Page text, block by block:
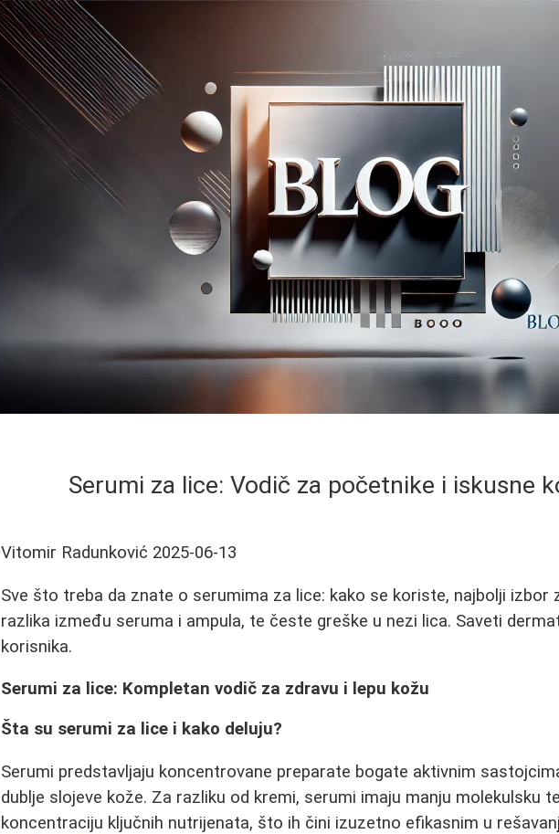
Serumi za lice: Vodič za početnike i iskusne
Vitomir Radunković 2025-06-13
Sve što treba da znate o serumima za lice: kako se koriste, najbolji izbor
razlika između seruma i ampula, te česte greške u nezi lica. Saveti
korisnika.
Serumi za lice: Kompletan vodič za zdravu i lepu kožu
Šta su serumi za lice i kako deluju?
Serumi predstavljaju koncentrovane preparate bogate aktivnim
dublje slojeve kože. Za razliku od kremi, serumi imaju manju molekulsku
koncentraciju ključnih nutrijenata, što ih čini izuzetno efikasnim u